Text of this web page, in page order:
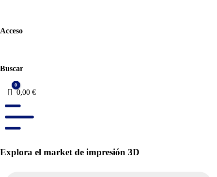
Acceso
Buscar
Carro
0
0,00 €
Explora el market de impresión 3D